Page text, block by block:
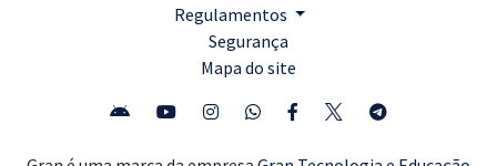
Regulamentos
Segurança
Mapa do site